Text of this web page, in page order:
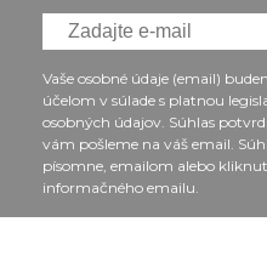
Vaše osobné údaje (email)
účelom v súlade s platnou
osobných údajov. Súhlas
vám pošleme na váš email.
písomne, emailom alebo
informačného emailu.